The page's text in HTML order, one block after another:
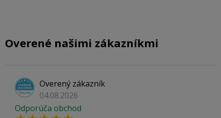
Overené našimi zákazníkmi
Overený zákazník
04.08.2026
Odporúča obchod